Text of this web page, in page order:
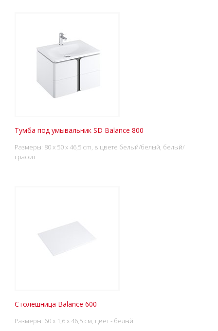
Тумба под умывальник SD Balance 800
Размеры: 80 x 50 x 46,5 cm, в цвете белый/белый, белый/
графит
Столешница Balance 600
Размеры: 60 x 1,6 x 46,5 см, цвет - белый